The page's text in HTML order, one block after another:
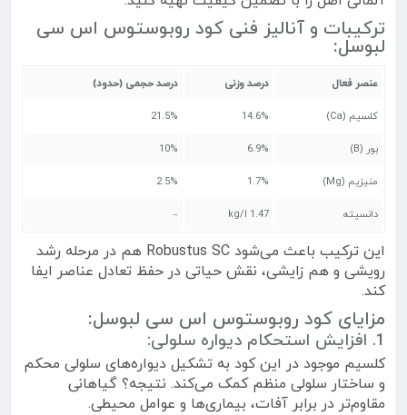
ترکیبات و آنالیز فنی کود روبوستوس اس سی
لبوسل:
عنصر فعال درصد وزنی درصد حجمی (حدود)
کلسیم (Ca) 14.6%
21.5%
بور (B) 6.9%
10%
منیزیم (Mg) 1.7%
2.5%
دانسیته 1.47 kg/l
–
این ترکیب باعث می‌شود Robustus SC هم در مرحله رشد
رویشی و هم زایشی، نقش حیاتی در حفظ تعادل عناصر ایفا
کند.
مزایای کود روبوستوس اس سی لبوسل:
1. افزایش استحکام دیواره سلولی:
کلسیم موجود در این کود به تشکیل دیواره‌های سلولی محکم
و ساختار سلولی منظم کمک می‌کند. نتیجه؟ گیاهانی
مقاوم‌تر در برابر آفات، بیماری‌ها و عوامل محیطی.